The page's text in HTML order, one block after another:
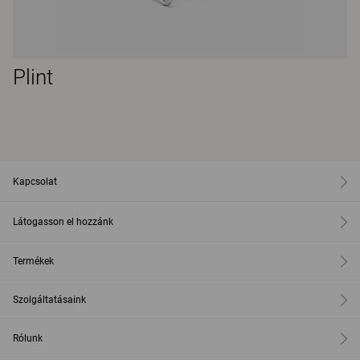
Plint
Kapcsolat
Látogasson el hozzánk
Termékek
Szolgáltatásaink
Rólunk